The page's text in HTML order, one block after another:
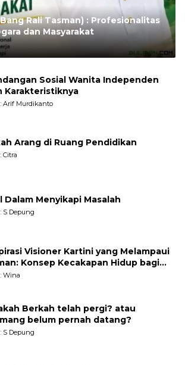
Tasman) : Profesionalitas
dan Masyarakat
Sosial Wanita Independen
Karakteristiknya
Arif Murdikanto
Arang di Ruang Pendidikan
Citra
Dalam Menyikapi Masalah
S Depung
Visioner Kartini yang Melampaui
Kecakapan Hidup bagi
Muda
Wina
Berkah telah pergi? atau
belum pernah datang?
S Depung